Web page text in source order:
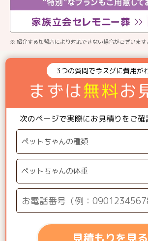
※ 紹介する加盟店により対応できない場合がございます
3つの質問で今スグに費用が
まずは無料お
次のページで実際にお見積りをご
見積もりを見る